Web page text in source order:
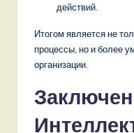
действий.
Итогом является не
процессы, но и более
организации.